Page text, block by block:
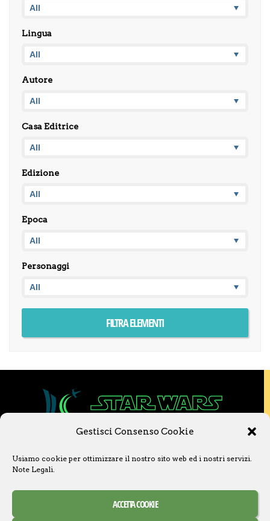
Gestisci Consenso Cookie
Usiamo cookie per ottimizzare il nostro sito web ed i nostri servizi.
Note Legali.
ACCETTA COOKIE
Lingua
Autore
Casa Editrice
Edizione
Epoca
Personaggi
Questo sito non è collegato a Lucasfilm LTD o
a The Walt Disney Company o ad altre
Ogni nome, titolo, immagine o qualsiasi altra
forma, appartiene ai propri detentori.